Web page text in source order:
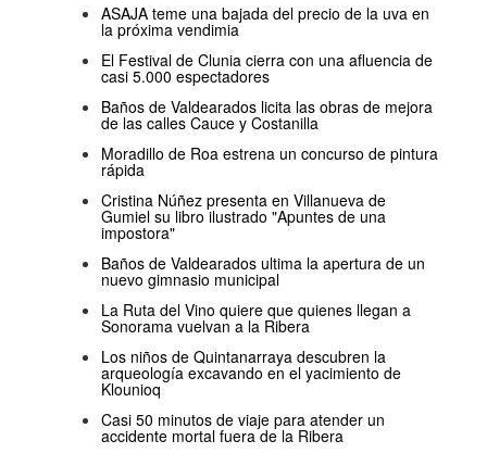
ASAJA teme una bajada del precio de la uva en
la próxima vendimia
El Festival de Clunia cierra con una afluencia de
casi 5.000 espectadores
Baños de Valdearados licita las obras de mejora
de las calles Cauce y Costanilla
Moradillo de Roa estrena un concurso de pintura
rápida
Cristina Núñez presenta en Villanueva de
Gumiel su libro ilustrado "Apuntes de una
impostora"
Baños de Valdearados ultima la apertura de un
nuevo gimnasio municipal
La Ruta del Vino quiere que quienes llegan a
Sonorama vuelvan a la Ribera
Los niños de Quintanarraya descubren la
arqueología excavando en el yacimiento de
Klounioq
Casi 50 minutos de viaje para atender un
accidente mortal fuera de la Ribera